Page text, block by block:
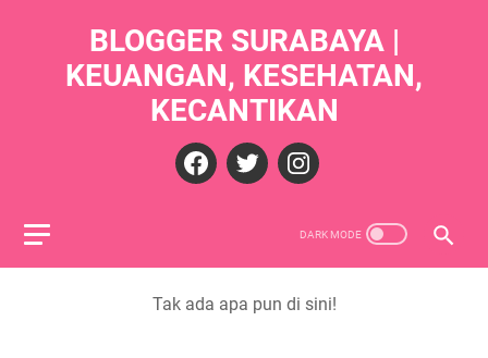
BLOGGER SURABAYA |
KEUANGAN, KESEHATAN,
KECANTIKAN
Tak ada apa pun di sini!